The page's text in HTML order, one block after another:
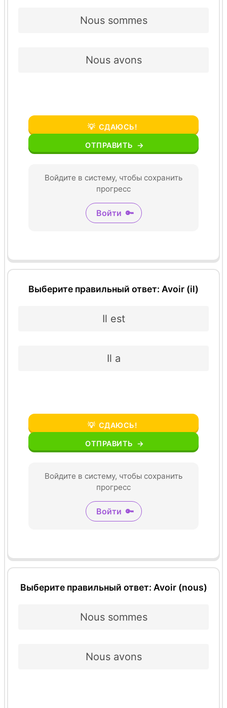
Nous sommes
Nous avons
💡 СДАЮСЬ!
ОТПРАВИТЬ →
Войдите в систему, чтобы сохранить
прогресс
Войти 🔑
Выберите правильный ответ: Avoir (il)
Il est
Il a
💡 СДАЮСЬ!
ОТПРАВИТЬ →
Войдите в систему, чтобы сохранить
прогресс
Войти 🔑
Выберите правильный ответ: Avoir (nous)
Nous sommes
Nous avons